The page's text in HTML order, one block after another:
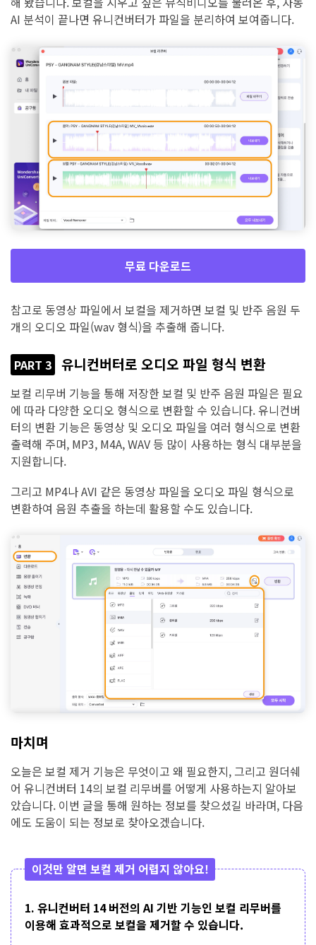
AI 분석이 끝나면 유니컨버터가 파일을 분리하여 보여줍니다.
무료 다운로드
참고로 동영상 파일에서 보컬을 제거하면 보컬 및 반주 음원 두
개의 오디오 파일(wav 형식)을 추출해 줍니다.
PART 3 유니컨버터로 오디오 파일 형식 변환
보컬 리무버 기능을 통해 저장한 보컬 및 반주 음원 파일은 필요
에 따라 다양한 오디오 형식으로 변환할 수 있습니다. 유니컨버
터의 변환 기능은 동영상 및 오디오 파일을 여러 형식으로 변환
출력해 주며, MP3, M4A, WAV 등 많이 사용하는 형식 대부분을
지원합니다.
그리고 MP4나 AVI 같은 동영상 파일을 오디오 파일 형식으로
변환하여 음원 추출을 하는데 활용할 수도 있습니다.
마치며
오늘은 보컬 제거 기능은 무엇이고 왜 필요한지, 그리고 원더쉐
어 유니컨버터 14의 보컬 리무버를 어떻게 사용하는지 알아보
았습니다. 이번 글을 통해 원하는 정보를 찾으셨길 바라며, 다음
에도 도움이 되는 정보로 찾아오겠습니다.
이것만 알면 보컬 제거 어렵지 않아요!
1. 유니컨버터 14 버전의 AI 기반 기능인 보컬 리무버를
이용해 효과적으로 보컬을 제거할 수 있습니다.